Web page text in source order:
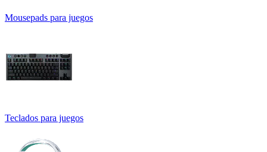
Mousepads para juegos
Teclados para juegos